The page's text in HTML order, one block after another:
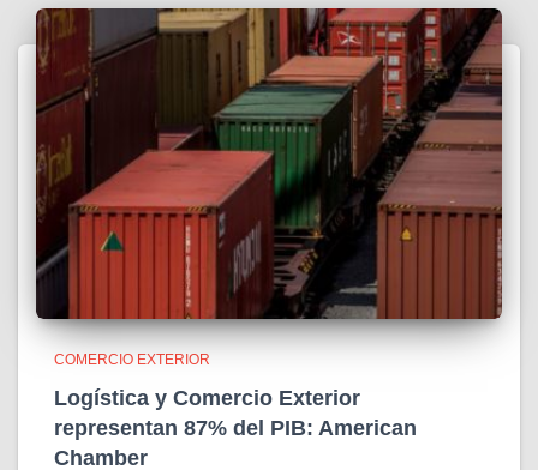
COMERCIO EXTERIOR
Logística y Comercio Exterior
representan 87% del PIB: American
Chamber